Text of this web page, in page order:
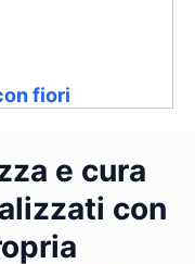
fiori
e cura
con